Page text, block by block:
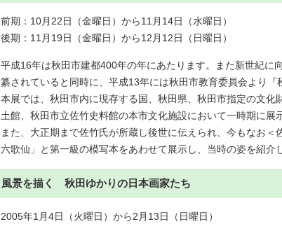
前期：10月22日（金曜日）から11月14日（水曜日）
後期：11月19日（金曜日）から12月12日（日曜日）
平成16年は秋田市建都400年の年にあたります。また新世紀に
纂されていると同時に、平成13年には秋田市教育委員会より『
本展では、秋田市内に現存する国、秋田県、秋田市指定の文
土館、秋田市立佐竹史料館の本市文化施設において一時期に展
また、大正期まで佐竹氏が所蔵し後世に伝えられ、今もなお
六歌仙」と第一級の模写本をあわせて展示し、当時の姿を紹介
風景を描く 秋田ゆかりの日本画家たち
2005年1月4日（火曜日）から2月13日（日曜日）